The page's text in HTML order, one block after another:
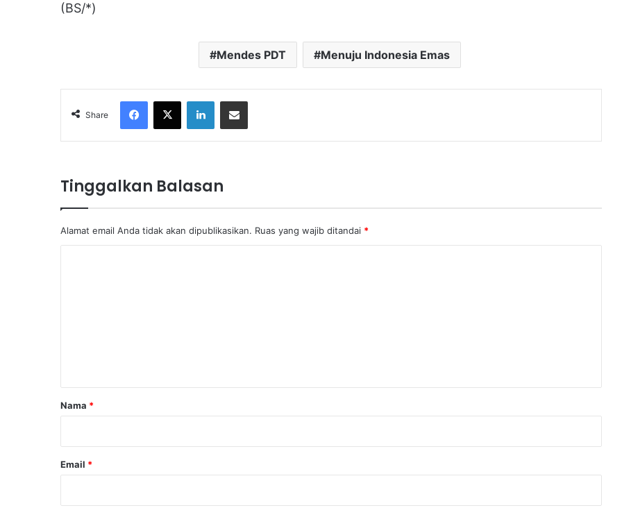
(BS/*)
Mendes PDT Menuju Indonesia Emas
Share
Facebook
X LinkedInShare via Email
Tinggalkan Balasan
Alamat email Anda tidak akan dipublikasikan. Ruas yang wajib ditandai *
r
Nama *
Email *